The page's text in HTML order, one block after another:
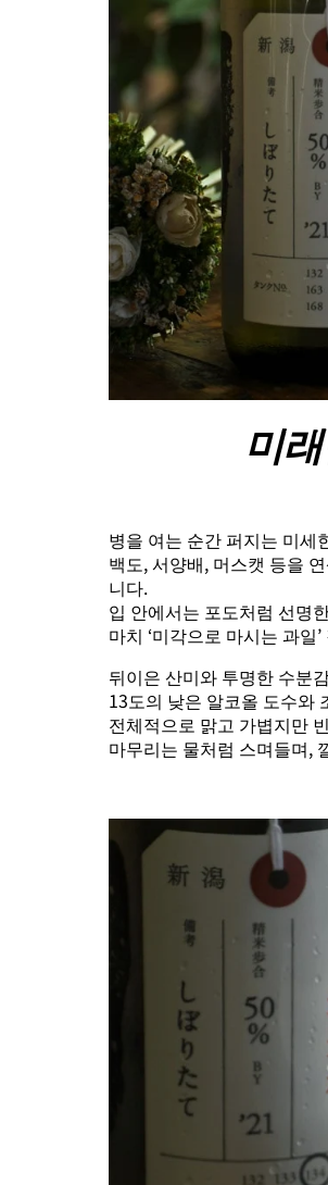
미
병을 여는 순간 퍼지는 미세
백도, 서양배, 머스캣 등을
니다.
입 안에서는 포도처럼 선명
마치 ‘미각으로 마시는 과일
뒤이은 산미와 투명한 수분
13도의 낮은 알코올 도수와
전체적으로 맑고 가볍지만
마무리는 물처럼 스며들며,